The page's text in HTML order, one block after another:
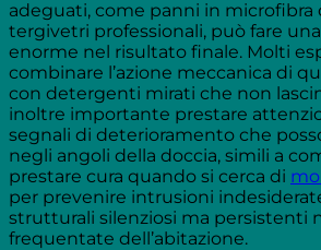
adeguati, come panni in microfibra
tergivetri professionali, può fare
enorme nel risultato finale. Molti
combinare l’azione meccanica di
con detergenti mirati che non
inoltre importante prestare
segnali di deterioramento che
negli angoli della doccia, simili a
prestare cura quando si cerca di
per prevenire intrusioni
strutturali silenziosi ma persistenti
frequentate dell’abitazione.